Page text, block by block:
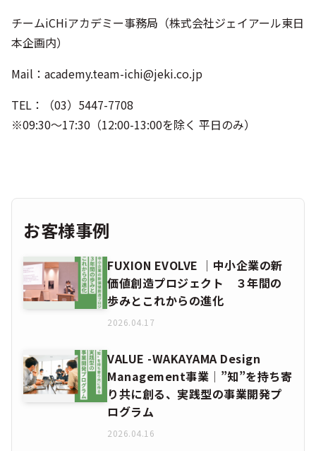
チームiCHiアカデミー事務局（株式会社ジェイアール東日
本企画内）
Mail： academy.team-ichi@jeki.co.jp
TEL：（03）5447-7708
※09:30～17:30（12:00-13:00を除く 平日のみ）
お客様事例
FUXION EVOLVE │中小企業の新
価値創造プロジェクト ３年間の
歩みとこれからの進化
2026.04.17
VALUE -WAKAYAMA Design
Management事業│”知”を持ち寄
り共に創る、実践型の事業開発プ
ログラム
2026.04.16